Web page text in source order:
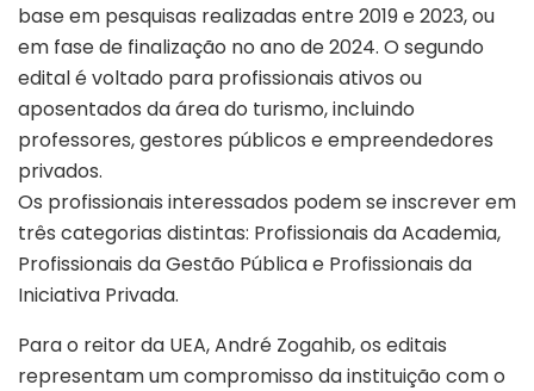
base em pesquisas realizadas entre 2019 e 2023, ou
em fase de finalização no ano de 2024. O segundo
edital é voltado para profissionais ativos ou
aposentados da área do turismo, incluindo
professores, gestores públicos e empreendedores
privados.
Os profissionais interessados podem se inscrever em
três categorias distintas: Profissionais da Academia,
Profissionais da Gestão Pública e Profissionais da
Iniciativa Privada.
Para o reitor da UEA, André Zogahib, os editais
representam um compromisso da instituição com o